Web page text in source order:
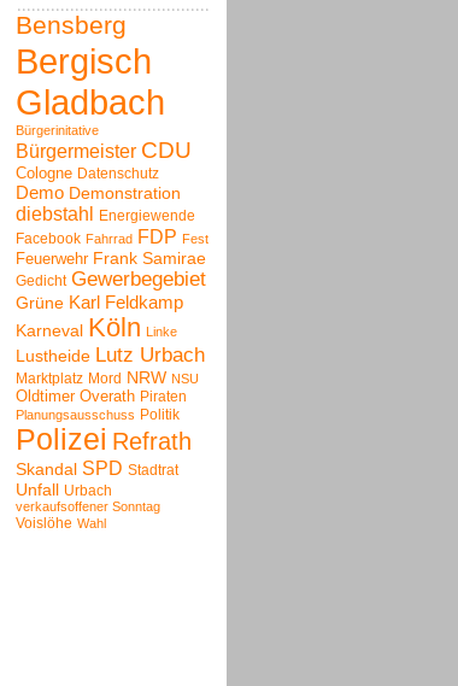
Bensberg
Bergisch
Gladbach
Bürgerinitative
Bürgermeister CDU
Cologne Datenschutz
Demo Demonstration
diebstahl Energiewende
Facebook Fahrrad FDP Fest
Feuerwehr Frank Samirae
Gedicht Gewerbegebiet
Grüne Karl Feldkamp
Karneval Köln Linke
Lustheide Lutz Urbach
Marktplatz Mord NRW NSU
Oldtimer Overath Piraten
Planungsausschuss Politik
Polizei Refrath
Skandal SPD Stadtrat
Unfall Urbach
verkaufsoffener Sonntag
Voislöhe Wahl